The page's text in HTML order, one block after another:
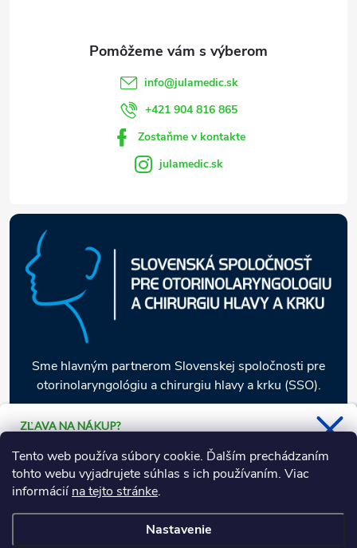
Tento web používa súbory cookie. Ďalším prechádzaním
tohto webu vyjadrujete súhlas s ich používaním. Viac
informáciína tejto stránke.
Nastavenie
Sme hlavným partnerom Slovenskej spoločnosti pre
otorinolaryngológiu a chirurgiu hlavy a krku (SSO).
Informácie pre vás
Naša ponuka
info@julamedic.sk
+421 904 816 865
Zostaňme v kontakte
julamedic.sk
ZĽAVA NA NÁKUP?
newsletteru a 5 % zľava je Vaša.